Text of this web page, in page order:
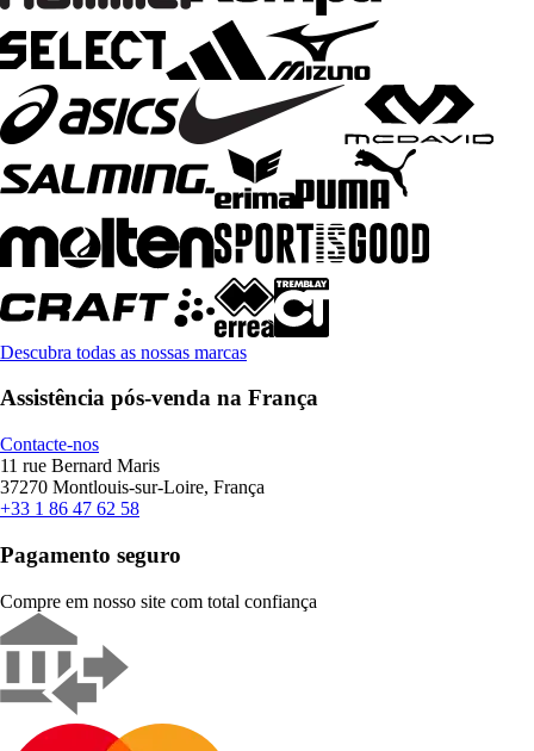
Descubra todas as nossas marcas
Assistência pós-venda na França
Contacte-nos
11 rue Bernard Maris
37270 Montlouis-sur-Loire, França
+33 1 86 47 62 58
Pagamento seguro
Compre em nosso site com total confiança